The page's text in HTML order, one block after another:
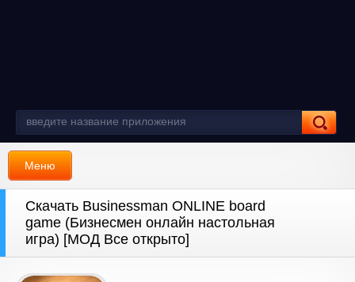
Меню
Скачать Businessman ONLINE board
game (Бизнесмен онлайн настольная
игра) [МОД Все открыто]